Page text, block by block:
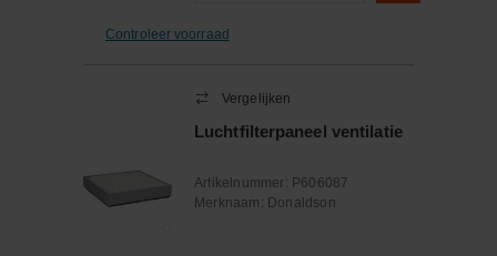
Controleer voorraad
Vergelijken
Luchtfilterpaneel ventilatie
Artikelnummer: P606087
Merknaam: Donaldson